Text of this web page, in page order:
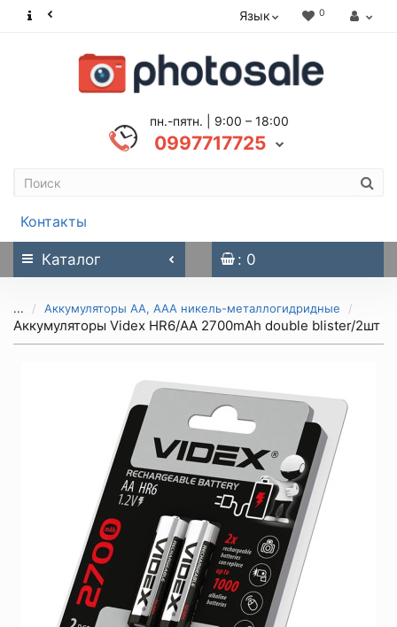
Язык 0
пн.-пятн. | 9:00 – 18:00
0997717725
Контакты
Каталог : 0
... Аккумуляторы АА, ААА никель-металлогидридные
Аккумуляторы Videx HR6/AA 2700mAh double blister/2шт